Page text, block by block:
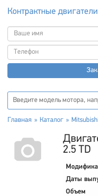
Контрактные
Главная Каталог
2.5 TD
Даты
Объем